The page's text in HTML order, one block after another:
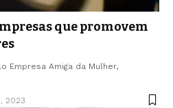
que promovem
Empresa Amiga da Mulher,
2023